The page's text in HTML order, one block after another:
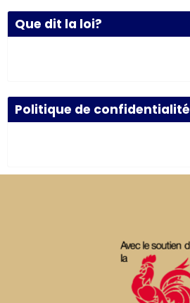
Que dit la loi?
Politique de confidentialité